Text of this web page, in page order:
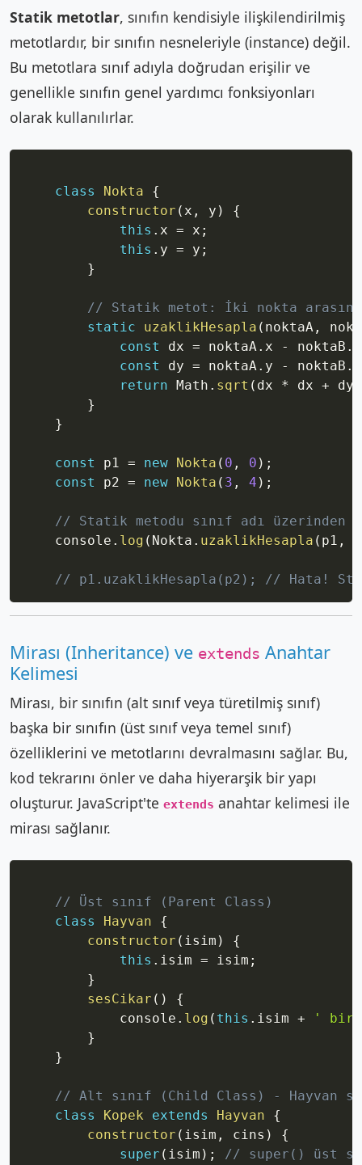
Statik metotlar, sınıfın kendisiyle ilişkilendirilmiş
metotlardır, bir sınıfın nesneleriyle (instance) değil.
Bu metotlara sınıf adıyla doğrudan erişilir ve
genellikle sınıfın genel yardımcı fonksiyonları
olarak kullanılırlar.
class Nokta
{
constructor ( x , y )
{
this . x = x ;
this . y = y ;
}
// Statik metot: İki nokta
static
uzaklikHesapla ( noktaA ,
const
dx = noktaA. x - noktaB .
const
dy = noktaA. y - noktaB .
return Math . sqrt ( dx * dx + dy
}
}
const p1 = new Nokta ( 0 , 0 ) ;
const
p2 = new Nokta ( 3 , 4 ) ;
// Statik metodu sınıf adı üzerinden
    console
. log ( Nokta . uzaklikHesapla ( p1 ,
// p1.uzaklikHesapla(p2); // Hata!
Mirası (Inheritance) ve extends Anahtar
Kelimesi
Mirası, bir sınıfın (alt sınıf veya türetilmiş sınıf)
başka bir sınıfın (üst sınıf veya temel sınıf)
özelliklerini ve metotlarını devralmasını sağlar. Bu,
kod tekrarını önler ve daha hiyerarşik bir yapı
oluşturur. JavaScript'te extends anahtar kelimesi ile
mirası sağlanır.
// Üst sınıf (Parent Class)
class
Hayvan
{
constructor ( isim )
{
this . isim = isim ;
}
sesCikar ( )
{
            console
. log ( this . isim +
' bir
}
}
// Alt sınıf (Child Class) - Hayvan
class
Kopek extends Hayvan
{
constructor ( isim , cins )
{
super ( isim ) ;
// super() üst